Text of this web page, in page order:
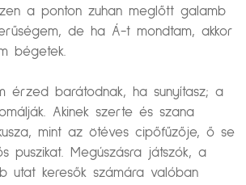
a ponton zuhan meglőtt galamb
de ha Á-t mondtam, akkor
bégetek.
érzed barátodnak, ha sunyítasz; a
Akinek szerte és szana
mint az ötéves cipőfűzője, ő se
puszikat. Megúszásra játszók, a
utat keresők számára valóban